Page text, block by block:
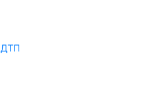
ДТП